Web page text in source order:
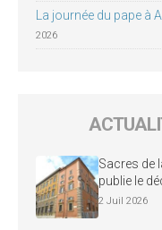
La journée du pape à
2026
Sacres de
publie le
2 Juil 2026